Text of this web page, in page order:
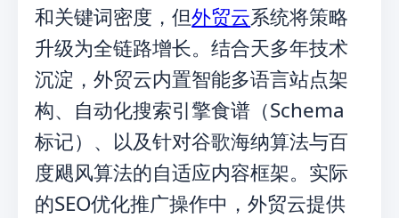
和关键词密度，但外贸云系统将策略
升级为全链路增长。结合天多年技术
沉淀，外贸云内置智能多语言站点架
构、自动化搜索引擎食谱（Schema
标记）、以及针对谷歌海纳算法与百
度飓风算法的自适应内容框架。实际
的SEO优化推广操作中，外贸云提供